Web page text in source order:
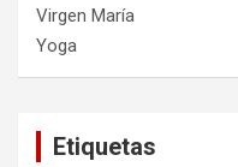
Virgen María
Yoga
Etiquetas